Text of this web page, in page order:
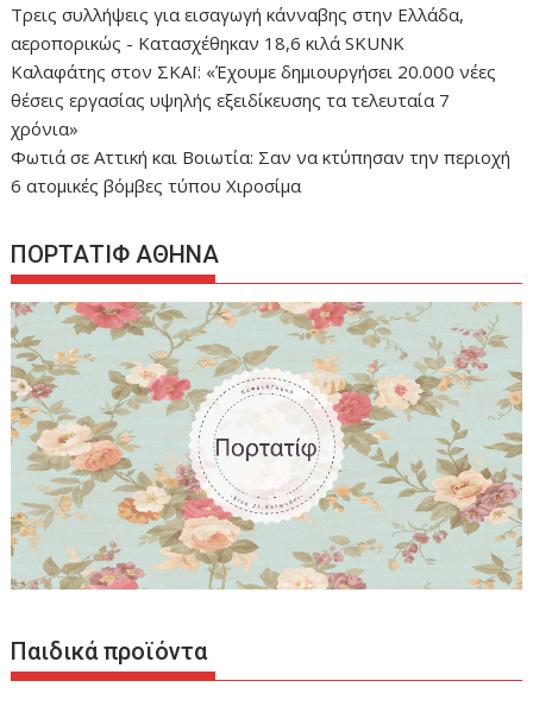
Τρεις συλλήψεις για εισαγωγή κάνναβης στην Ελλάδα,
αεροπορικώς - Κατασχέθηκαν 18,6 κιλά SKUNK
Καλαφάτης στον ΣΚΑΪ: «Έχουμε δημιουργήσει 20.000 νέες
θέσεις εργασίας υψηλής εξειδίκευσης τα τελευταία 7
χρόνια»
Φωτιά σε Αττική και Βοιωτία: Σαν να κτύπησαν την περιοχή
6 ατομικές βόμβες τύπου Χιροσίμα
ΠΟΡΤΑΤΙΦ ΑΘΗΝΑ
Παιδικά προϊόντα